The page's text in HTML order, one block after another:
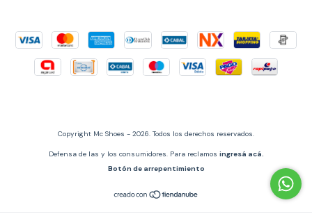
Copyright Mc Shoes - 2026. Todos los derechos reservados.
Defensa de las y los consumidores. Para reclamos ingresá acá.
Botón de arrepentimiento